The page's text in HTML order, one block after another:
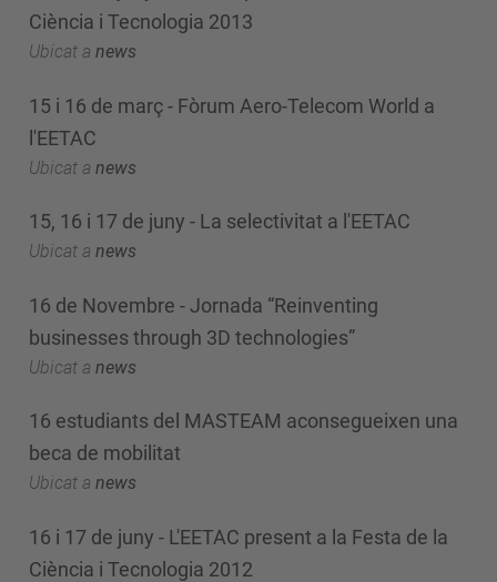
Ciència i Tecnologia 2013
Ubicat a news
15 i 16 de març - Fòrum Aero-Telecom World a
l'EETAC
Ubicat a news
15, 16 i 17 de juny - La selectivitat a l'EETAC
Ubicat a news
16 de Novembre - Jornada “Reinventing
businesses through 3D technologies”
Ubicat a news
16 estudiants del MASTEAM aconsegueixen una
beca de mobilitat
Ubicat a news
16 i 17 de juny - L'EETAC present a la Festa de la
Ciència i Tecnologia 2012